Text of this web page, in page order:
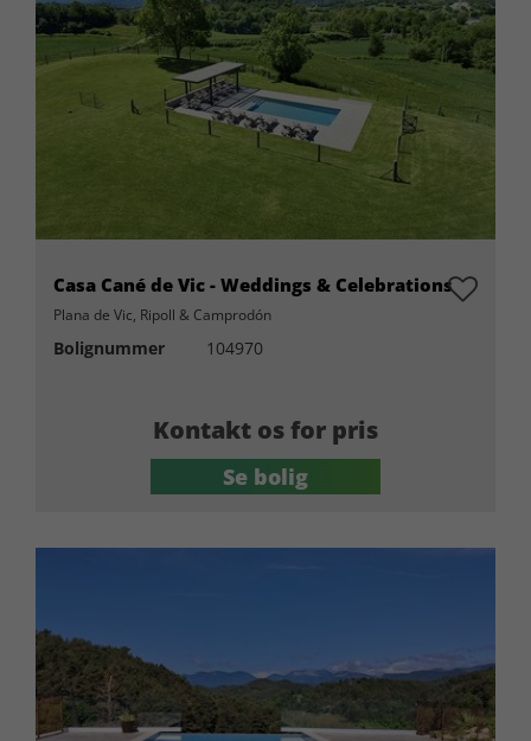
Casa Cané de Vic - Weddings & Celebrations
Plana de Vic, Ripoll & Camprodón
Bolignummer 104970
Kontakt os for pris
Se bolig